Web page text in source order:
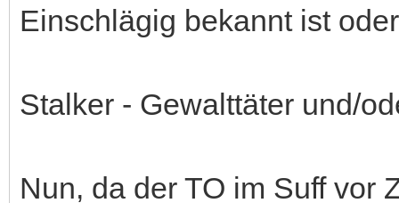
Einschlägig bekannt ist
Stalker - Gewalttäter und/
Nun, da der TO im Suff vor